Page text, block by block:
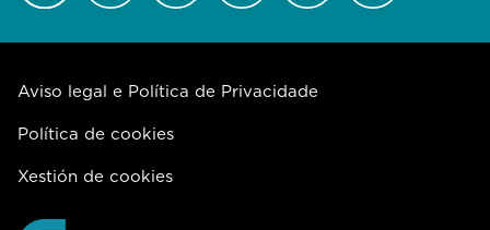
Aviso legal e Política de Privacidade
Política de cookies
Xestión de cookies